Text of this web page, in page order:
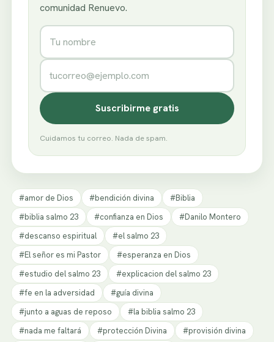
comunidad Renuevo.
Nombre
Correo electrónico
Suscribirme gratis
Cuidamos tu correo. Nada de spam.
#amor de Dios #bendición divina
#Biblia
#biblia salmo 23
#confianza en Dios
#Danilo Montero
#descanso espiritual
#el salmo 23
#El señor es mi Pastor
#esperanza en Dios
#estudio del salmo 23
#explicacion del salmo 23
#fe en la adversidad
#guía divina
#junto a aguas de reposo
#la biblia salmo 23
#nada me faltará
#protección Divina
#provisión divina